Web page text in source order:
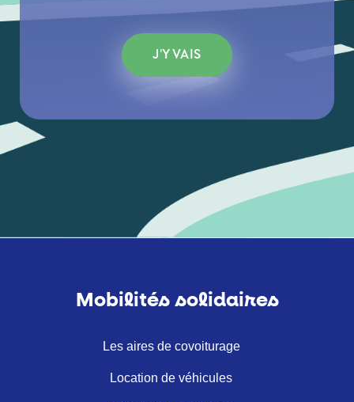
J'Y VAIS
Mobilités solidaires
Les aires de covoiturage
Location de véhicules